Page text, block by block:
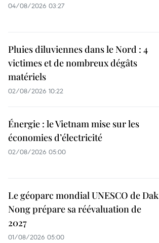
04/08/2026 03:27
Pluies diluviennes dans le Nord : 4
victimes et de nombreux dégâts
matériels
02/08/2026 10:22
Énergie : le Vietnam mise sur les
économies d’électricité
02/08/2026 05:00
Le géoparc mondial UNESCO de Dak
Nong prépare sa réévaluation de
2027
01/08/2026 05:00